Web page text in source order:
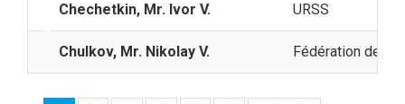
Chechetkin, Mr. Ivor V. URSS
Chulkov, Mr. Nikolay V. Fédération de